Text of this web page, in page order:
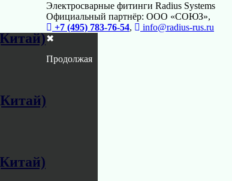
Электросварные фитинги Radius Systems
Официальный партнёр: ООО «СОЮЗ»,
+7 (495) 783-76-54,
info@radius-rus.ru
✖
Продолжая